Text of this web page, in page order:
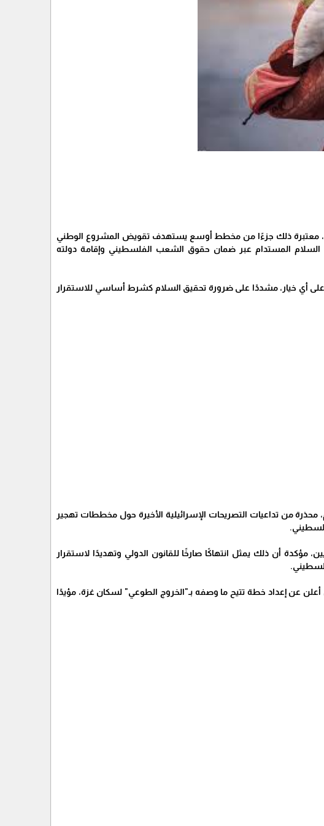
معتبرة ذلك جزءًا من مخطط أوسع يستهدف تقويض المشروع الوطني
السلام المستدام عبر ضمان حقوق الشعب الفلسطيني وإقامة دولته
على أي خيار، مشددًا على ضرورة تحقيق السلام كشرط أساسي للاستقرار
من تداعيات التصريحات الإسرائيلية الأخيرة حول مخططات تهجير
مؤكدة أن ذلك يمثل انتهاكًا صارخًا للقانون الدولي وتهديدًا لاستقرار
عن إعداد خطة تتيح ما وصفه بـ"الخروج الطوعي" لسكان غزة، مؤيدًا